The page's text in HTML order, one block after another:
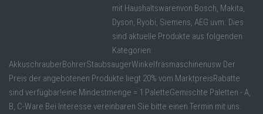
mit Haushaltswarenvon Bosch, Makita,
Dyson, Ryobi, Siemens, AEG uvm. Dies
sind aktuelle Produkte aus folgenden
Kategorien:
AkkuschrauberBohrerStaubsaugerWinkelfräsmaschinenusw Der
Preis der angebotenen Produkte liegt 20% vom MarktpreisRabatte
sind verfügbar!eine Mindestmenge = 1 PaletteGemischte Paletten - A,
B, C-Ware Bei Interesse vereinbaren Sie bitte einen Termin mit uns.